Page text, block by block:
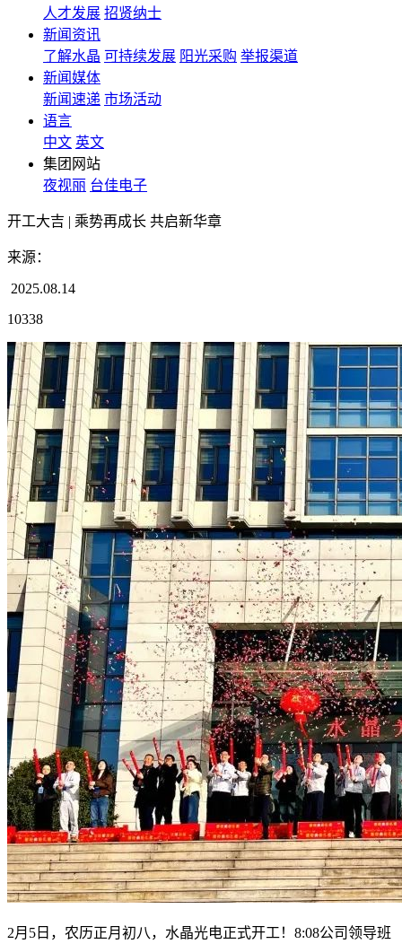
人才发展 招贤纳士
新闻资讯
了解水晶 可持续发展 阳光采购 举报渠道
新闻媒体
新闻速递 市场活动
语言
中文 英文
集团网站
夜视丽 台佳电子
开工大吉 | 乘势再成长 共启新华章
来源：
2025.08.14
10338
2月5日，农历正月初八，水晶光电正式开工！8:08公司领导班